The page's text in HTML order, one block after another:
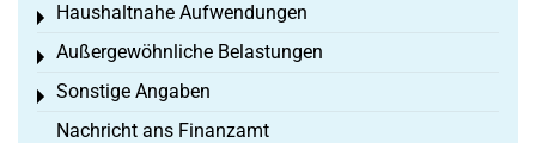
Haushaltnahe Aufwendungen
Toggle menu
Außergewöhnliche Belastungen
Toggle menu
Sonstige Angaben
Toggle menu
Nachricht ans Finanzamt